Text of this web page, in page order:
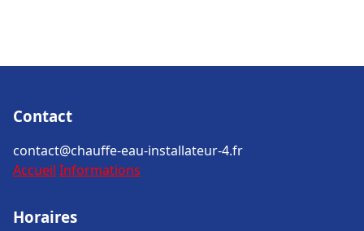
Contact
contact@chauffe-eau-installateur-4.fr
Accueil Informations
Horaires